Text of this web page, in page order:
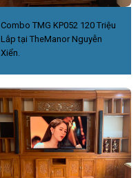
Combo TMG KP052 120 Triệu
Lắp tại TheManor Nguyễn
Xiển.